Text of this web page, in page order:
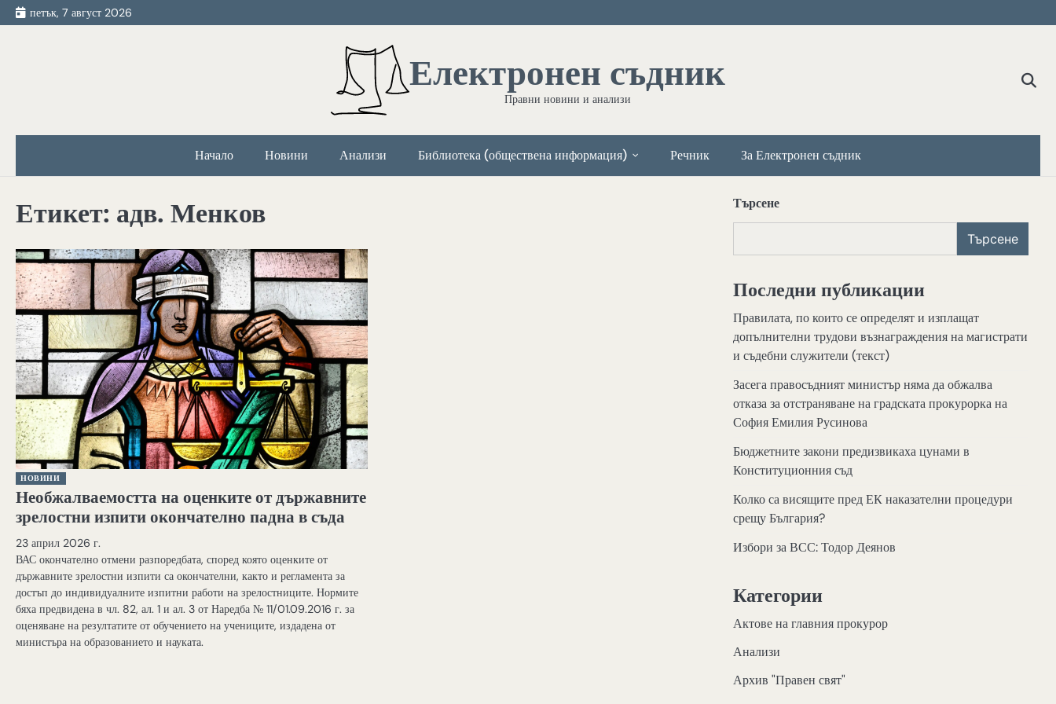
Skip
to
петък, 7 август 2026
Електронен съдник
Правни новини и анализи
Начало Новини Анализи Библиотека (обществена информация) Речник За Електронен съдник
Етикет: адв. Менков
НОВИНИ
Необжалваемостта на оценките от държавните
зрелостни изпити окончателно падна в съда
23 април 2026 г.
ВАС окончателно отмени разпоредбата, според която оценките от
държавните зрелостни изпити са окончателни, както и регламента за
достъп до индивидуалните изпитни работи на зрелостниците. Нормите
бяха предвидена в чл. 82, ал. 1 и ал. 3 от Наредба № 11/01.09.2016 г. за
оценяване на резултатите от обучението на учениците, издадена от
министъра на образованието и науката.
Търсене
Търсене
Последни публикации
Правилата, по които се определят и изплащат
допълнителни трудови възнаграждения на магистрати
и съдебни служители (текст)
Засега правосъдният министър няма да обжалва
отказа за отстраняване на градската прокурорка на
София Емилия Русинова
Бюджетните закони предизвикаха цунами в
Конституционния съд
Колко са висящите пред ЕК наказателни процедури
срещу България?
Избори за ВСС: Тодор Деянов
Категории
Актове на главния прокурор
Анализи
Архив "Правен свят"